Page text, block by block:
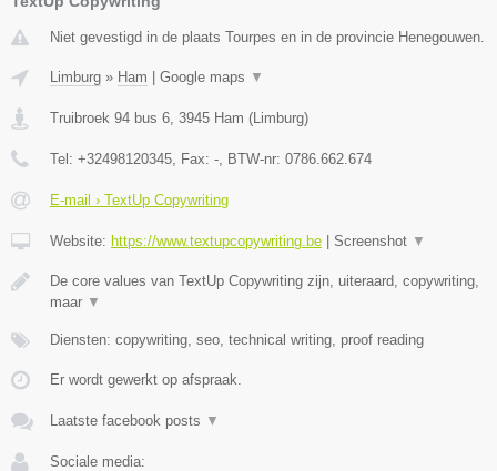
Niet gevestigd in de plaats Tourpes en in de provincie Henegouwen.
Limburg » Ham | Google maps ▼
Truibroek 94 bus 6 3945 Ham (Limburg)
Tel: +32498120345 , Fax: - , BTW-nr: 0786.662.674
E-mail › TextUp Copywriting
Website: https://www.textupcopywriting.be | Screenshot ▼
De core values van TextUp Copywriting zijn, uiteraard, copywriting,
maar ▼
Diensten: copywriting, seo, technical writing, proof reading
Er wordt gewerkt op afspraak.
Laatste facebook posts ▼
Sociale media: